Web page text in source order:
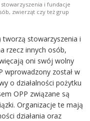
i fundacje
zwierząt czy też grup
tworzą stowarzyszenia i
rzecz innych osób,
oni swój wolny
wprowadzony został w
o działalności pożytku
OPP związane są
Organizacje te mają
działania oraz